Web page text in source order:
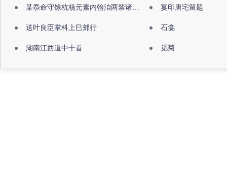
某忝命守馀杭杨元素内翰洎两禁诸公出祖佛寺 宴印唐宅留题
送叶良臣掌科上巳郊行 石龛
湖南江西道中十首 觅菊